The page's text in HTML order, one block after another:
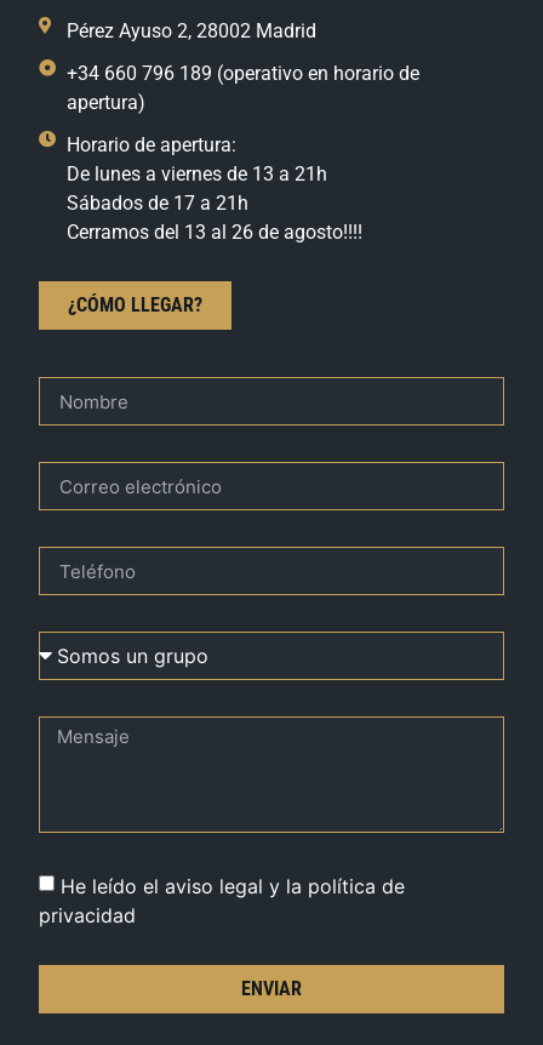
Pérez Ayuso 2, 28002 Madrid
+34 660 796 189 (operativo en horario de
apertura)
Horario de apertura:
De lunes a viernes de 13 a 21h
Sábados de 17 a 21h
Cerramos del 13 al 26 de agosto!!!!
¿CÓMO LLEGAR?
He leído el aviso legal y la política de
privacidad
ENVIAR